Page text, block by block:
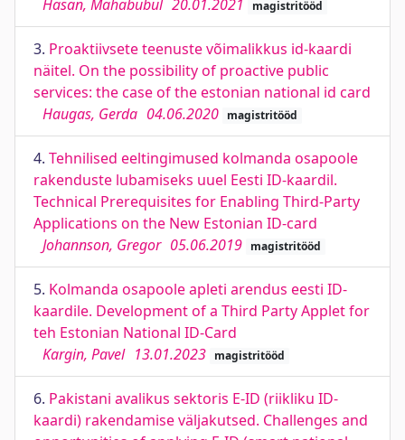
Hasan, Mahabubul 20.01.2021 magistritööd
3. Proaktiivsete teenuste võimalikkus id-kaardi
näitel. On the possibility of proactive public
services: the case of the estonian national id card
Haugas, Gerda 04.06.2020 magistritööd
4. Tehnilised eeltingimused kolmanda osapoole
rakenduste lubamiseks uuel Eesti ID-kaardil.
Technical Prerequisites for Enabling Third-Party
Applications on the New Estonian ID-card
Johannson, Gregor 05.06.2019 magistritööd
5. Kolmanda osapoole apleti arendus eesti ID-
kaardile. Development of a Third Party Applet for
teh Estonian National ID-Card
Kargin, Pavel 13.01.2023 magistritööd
6. Pakistani avalikus sektoris E-ID (riikliku ID-
kaardi) rakendamise väljakutsed. Challenges and